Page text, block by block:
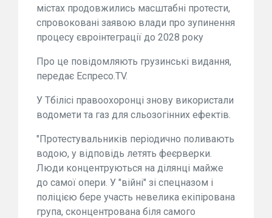
містах продовжились масштабні протести,
спровоковані заявою влади про зупинення
процесу євроінтеграції до 2028 року
Про це повідомляють грузинські видання,
передає Еспресо.TV.
У Тбілісі правоохоронці знову використали
водомети та газ для сльозогінних ефектів.
"Протестувальників періодично поливають
водою, у відповідь летять феєрверки.
Люди концентруються на ділянці майже
до самої опери. У "війні" зі спецназом і
поліцією бере участь невелика екіпірована
група, сконцентрована біля самого